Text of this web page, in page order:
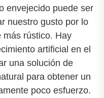
envejecido puede ser
nuestro gusto por lo
más rústico. Hay
artificial en el
una solución de
para obtener un
poco esfuerzo.